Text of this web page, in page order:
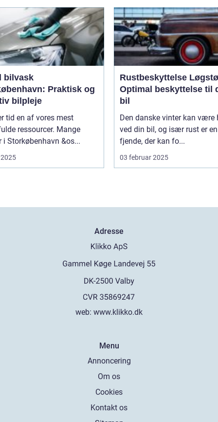
bilvask
Praktisk og
bilpleje
tid en af vores mest
ressourcer. Mange
i Storkøbenhavn &os...
Rustbeskyttelse
Optimal beskyttelse til
bil
Den danske vinter kan være
ved din bil, og især rust er en
fjende, der kan fo...
03 februar 2025
Adresse
web: www.klikko.dk
Menu
Annoncering
Om os
Cookies
Kontakt os